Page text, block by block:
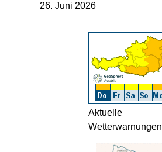
26. Juni 2026
Aktuelle
Wetterwarnungen